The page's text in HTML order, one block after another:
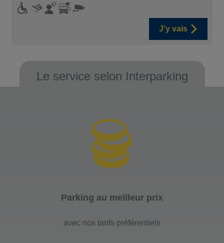
J'y vais
Le service selon Interparking
Parking au meilleur prix
avec nos tarifs préférentiels